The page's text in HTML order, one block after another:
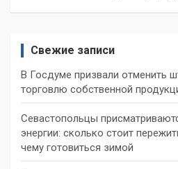
Свежие записи
В Госдуме призвали отменить
торговлю собственной
Севастопольцы
энергии: сколько стоит
чему готовиться зимой